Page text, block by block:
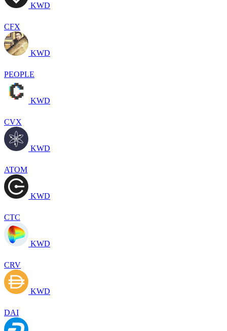
KWD
CFX
KWD
PEOPLE
KWD
CVX
KWD
ATOM
KWD
CTC
KWD
CRV
KWD
DAI